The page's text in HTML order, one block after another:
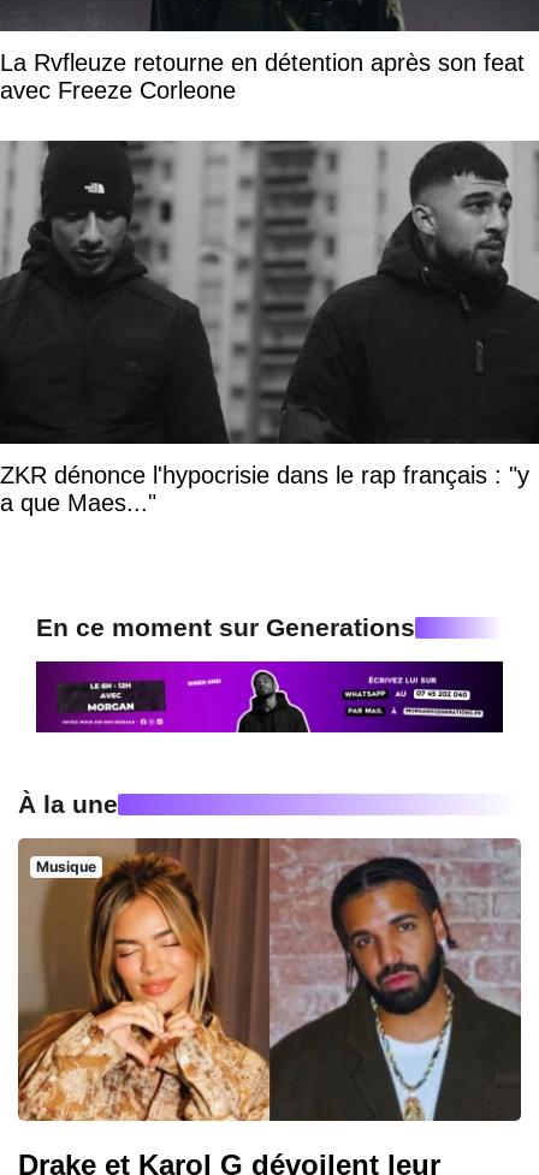
La Rvfleuze retourne en détention après son feat
avec Freeze Corleone
ZKR dénonce l'hypocrisie dans le rap français : "y
a que Maes..."
En ce moment sur Generations
À la une
Musique
Drake et Karol G dévoilent leur